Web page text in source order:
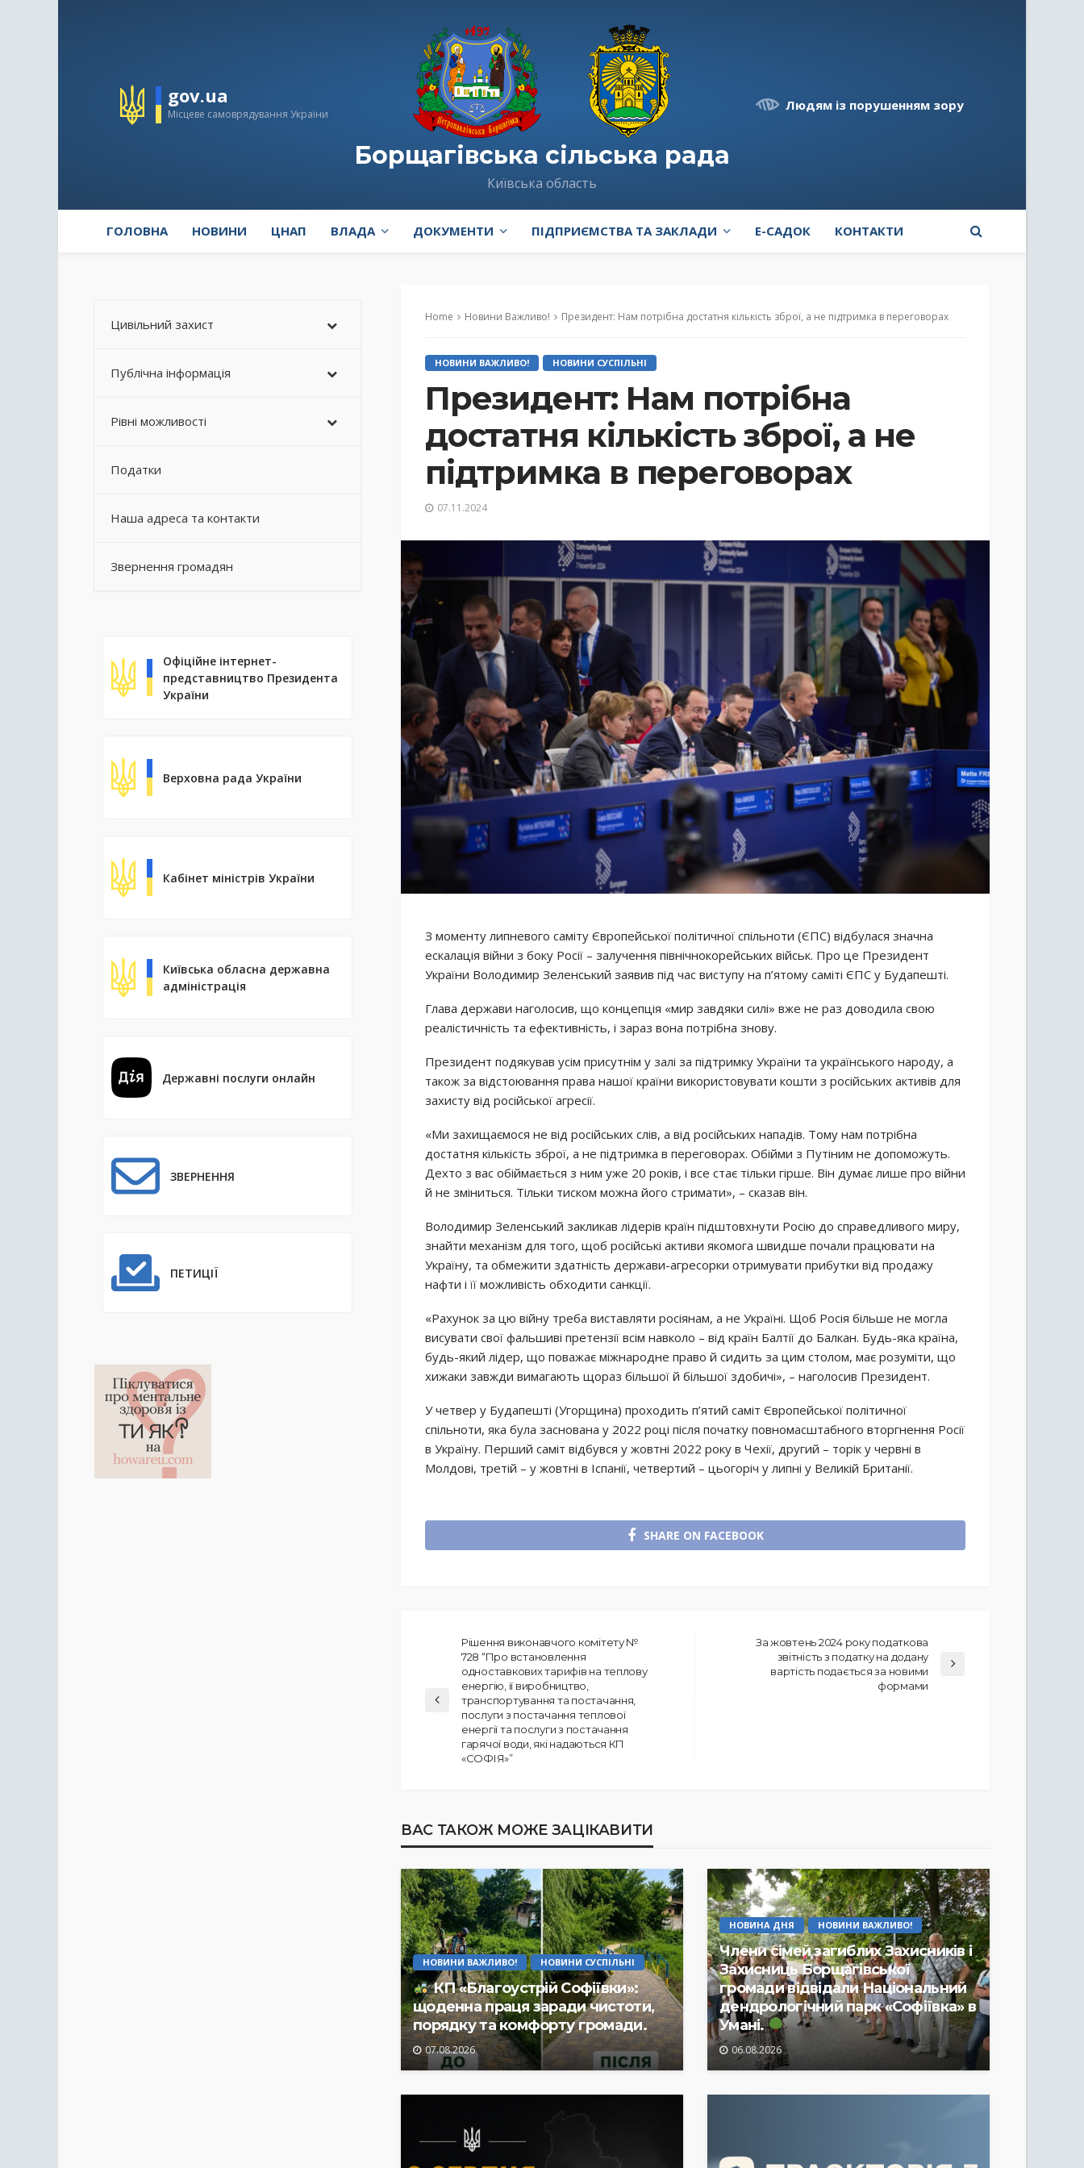
gov.ua
Місцеве самоврядування України
Борщагівська сільська рада
Київська область
Людям із порушенням зору
ГОЛОВНА НОВИНИ ЦНАП ВЛАДА ДОКУМЕНТИ ПІДПРИЄМСТВА ТА ЗАКЛАДИ E-САДОК КОНТАКТИ
Home Новини Важливо! Президент: Нам потрібна достатня кількість зброї, а не підтримка в переговорах
НОВИНИ ВАЖЛИВО! НОВИНИ СУСПІЛЬНІ
Президент: Нам потрібна
достатня кількість зброї, а не
підтримка в переговорах
07.11.2024
З моменту липневого саміту Європейської політичної спільноти (ЄПС) відбулася значна
ескалація війни з боку Росії – залучення північнокорейських військ. Про це Президент
України Володимир Зеленський заявив під час виступу на п’ятому саміті ЄПС у Будапешті.
Глава держави наголосив, що концепція «мир завдяки силі» вже не раз доводила свою
реалістичність та ефективність, і зараз вона потрібна знову.
Президент подякував усім присутнім у залі за підтримку України та українського народу, а
також за відстоювання права нашої країни використовувати кошти з російських активів для
захисту від російської агресії.
«Ми захищаємося не від російських слів, а від російських нападів. Тому нам потрібна
достатня кількість зброї, а не підтримка в переговорах. Обійми з Путіним не допоможуть.
Дехто з вас обіймається з ним уже 20 років, і все стає тільки гірше. Він думає лише про війни
й не зміниться. Тільки тиском можна його стримати», – сказав він.
Володимир Зеленський закликав лідерів країн підштовхнути Росію до справедливого миру,
знайти механізм для того, щоб російські активи якомога швидше почали працювати на
Україну, та обмежити здатність держави-агресорки отримувати прибутки від продажу
нафти і її можливість обходити санкції.
«Рахунок за цю війну треба виставляти росіянам, а не Україні. Щоб Росія більше не могла
висувати свої фальшиві претензії всім навколо – від країн Балтії до Балкан. Будь-яка країна,
будь-який лідер, що поважає міжнародне право й сидить за цим столом, має розуміти, що
хижаки завжди вимагають щораз більшої й більшої здобичі», – наголосив Президент.
У четвер у Будапешті (Угорщина) проходить п’ятий саміт Європейської політичної
спільноти, яка була заснована у 2022 році після початку повномасштабного вторгнення Росії
в Україну. Перший саміт відбувся у жовтні 2022 року в Чехії, другий – торік у червні в
Молдові, третій – у жовтні в Іспанії, четвертий – цьогоріч у липні у Великій Британії.
SHARE ON FACEBOOK
Рішення виконавчого комітету №
728 “Про встановлення
одноставкових тарифів на теплову
енергію, її виробництво,
транспортування та постачання,
послуги з постачання теплової
енергії та послуги з постачання
гарячої води, які надаються КП
«СОФІЯ»”
За жовтень 2024 року податкова
звітність з податку на додану
вартість подається за новими
формами
ВАС ТАКОЖ МОЖЕ ЗАЦІКАВИТИ
НОВИНИ ВАЖЛИВО! НОВИНИ СУСПІЛЬНІ
КП «Благоустрій Софіївки»:
щоденна праця заради чистоти,
порядку та комфорту громади.
07.08.2026
НОВИНА ДНЯ НОВИНИ ВАЖЛИВО!
Члени сімей загиблих Захисників і
Захисниць Борщагівської
громади відвідали Національний
дендрологічний парк «Софіївка» в
Умані.
06.08.2026
Цивільний захист
Публічна інформація
Рівні можливості
Податки
Наша адреса та контакти
Звернення громадян
Офіційне інтернет-
представництво Президента
України
Верховна рада України
Кабінет міністрів України
Київська обласна державна
адміністрація
Державні послуги онлайн
ЗВЕРНЕННЯ
ПЕТИЦІЇ